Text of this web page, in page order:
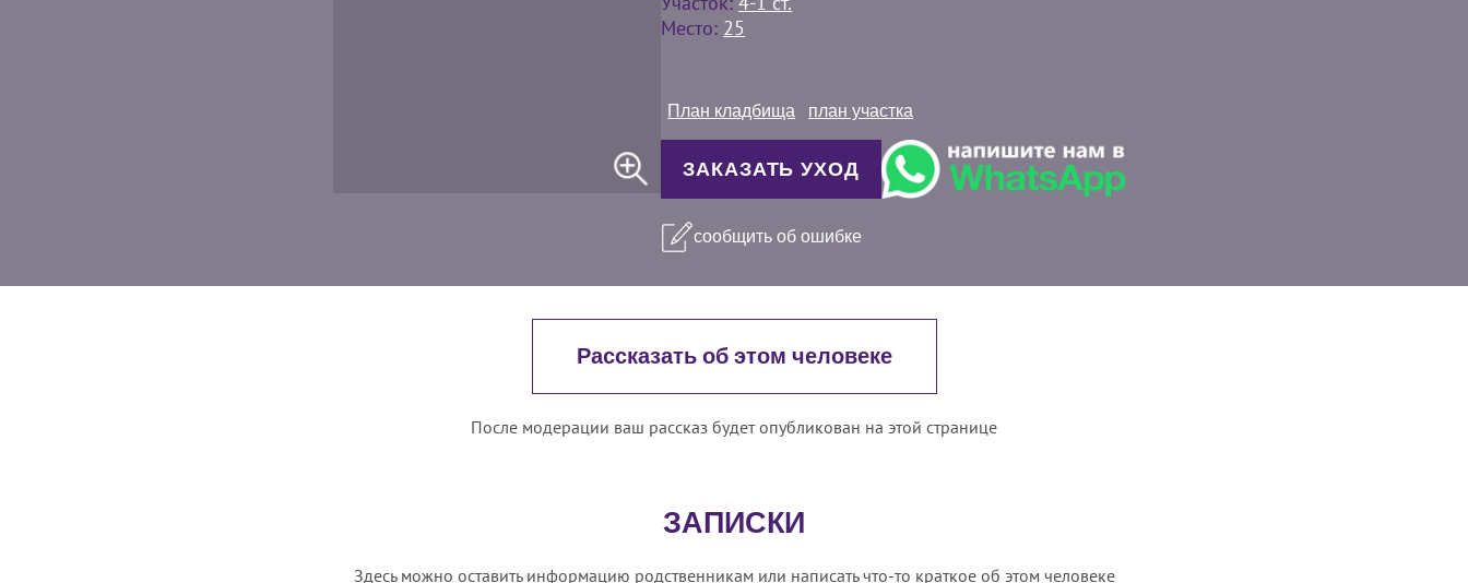
Место: 25
План кладбища план участка
ЗАКАЗАТЬ УХОД
сообщить об ошибке
Рассказать об этом человеке
После модерации ваш рассказ будет опубликован на этой странице
ЗАПИСКИ
Здесь можно оставить информацию родственникам или написать что-то краткое об этом человеке